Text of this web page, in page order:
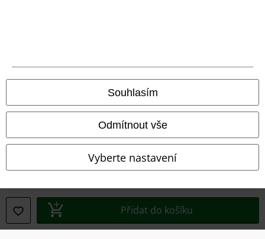
Souhlasím
Odmítnout vše
Vyberte nastavení
Přidat do košíku
Ochrana osobních údajů
Likvidace odpadu a ochrana životního prostředí
Informace o přístupnosti
Odstoupení od smlouvy